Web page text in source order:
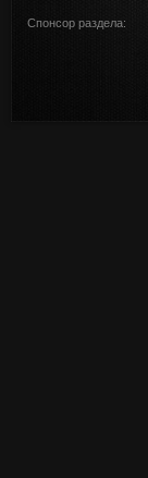
Спонсор раздела: